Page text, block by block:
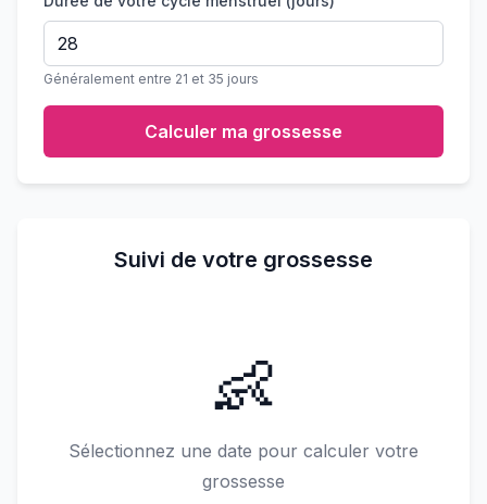
Généralement entre 21 et 35 jours
Calculer ma grossesse
Suivi de votre grossesse
👶
Sélectionnez une date pour calculer votre
grossesse